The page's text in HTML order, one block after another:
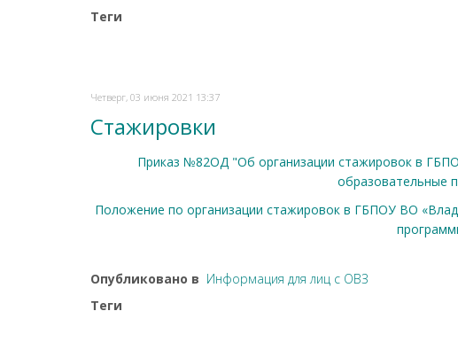
Теги
Четверг, 03 июня 2021 13:37
Стажировки
Приказ №82ОД "Об организации стажировок в
образовательные
Положение по организации стажировок в ГБПОУ ВО
Опубликовано в Информация для лиц с ОВЗ
Теги